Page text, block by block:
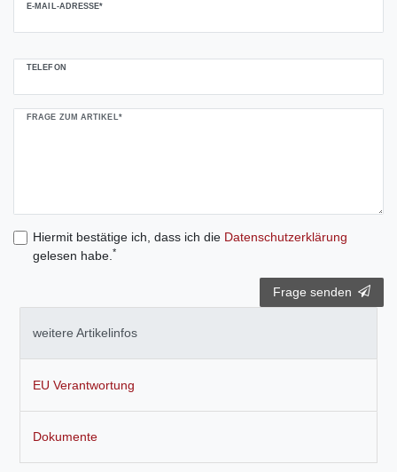
E-MAIL-ADRESSE*
TELEFON
FRAGE ZUM ARTIKEL*
Hiermit bestätige ich, dass ich die Daten­schutz­erklärung
gelesen habe. *
Frage senden
weitere Artikelinfos
EU Verantwortung
Dokumente